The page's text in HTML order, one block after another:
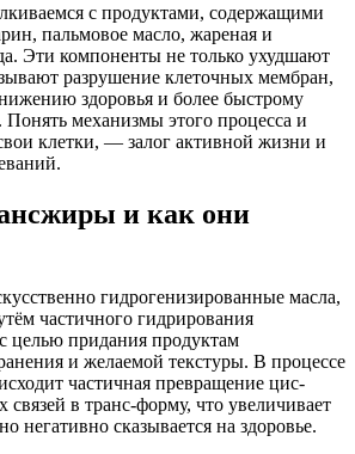
с продуктами, содержащими
пальмовое масло, жареная и
Эти компоненты не только ухудшают
разрушение клеточных мембран,
здоровья и более быстрому
механизмы этого процесса и
клетки, — залог активной жизни и
и как они
гидрогенизированные масла,
частичного гидрирования
целью придания продуктам
и желаемой текстуры. В процессе
частичная превращение цис-
связей в транс-форму, что увеличивает
негативно сказывается на здоровье.